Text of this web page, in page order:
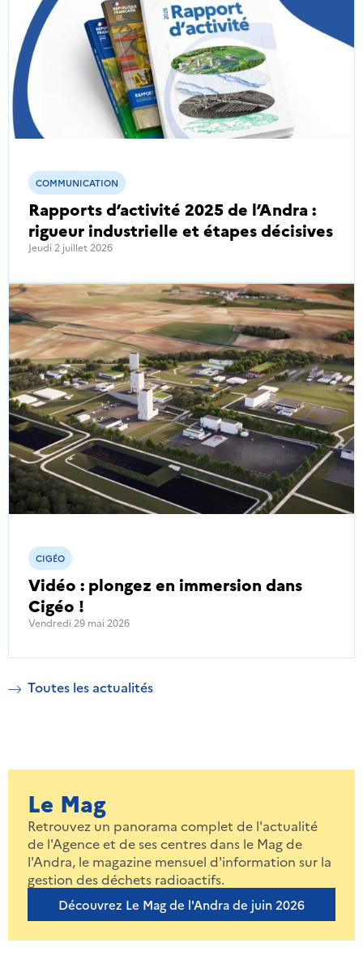
Rapports d’activité 2025 de l’Andra :
rigueur industrielle et étapes décisives
COMMUNICATION
Jeudi 2 juillet 2026
Vidéo : plongez en immersion dans
Cigéo !
CIGÉO
Vendredi 29 mai 2026
Toutes les actualités
Le Mag
Retrouvez un panorama complet de l'actualité
de l'Agence et de ses centres dans le Mag de
l'Andra, le magazine mensuel d'information sur la
gestion des déchets radioactifs.
Découvrez Le Mag de l'Andra de juin 2026